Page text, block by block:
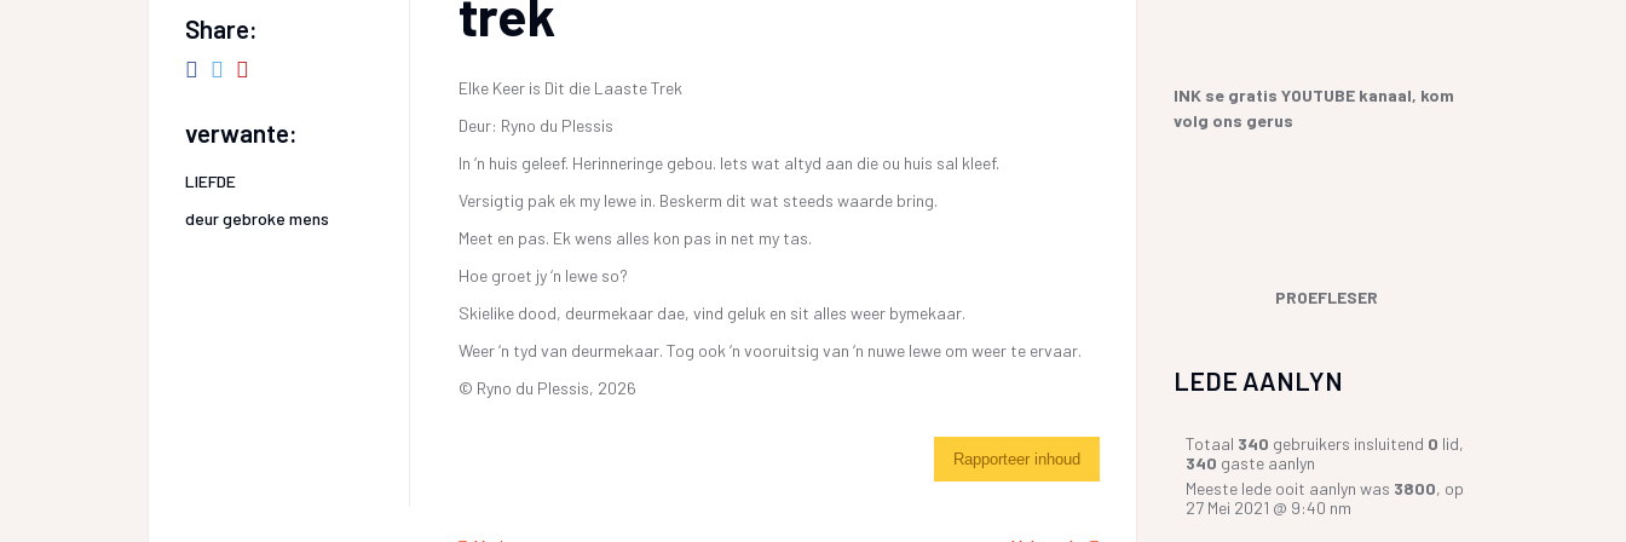
VERGETE HELDE UIT DIE GESKIEDENIS
VRYSTAATSTORIES DEUR HENNING VAN
‘N KOPKRAPPERY OOR KOPPELTEKENS
PLAGIAAT/LETTERDIEFSTAL
Share:
verwante:
LIEFDE
deur gebroke mens
trek
Elke Keer is Dit die Laaste Trek
Deur: Ryno du Plessis
In ‘n huis geleef. Herinneringe gebou. Iets wat altyd aan die ou huis sal kleef.
Versigtig pak ek my lewe in. Beskerm dit wat steeds waarde bring.
Meet en pas. Ek wens alles kon pas in net my tas.
Hoe groet jy ‘n lewe so?
Skielike dood, deurmekaar dae, vind geluk en sit alles weer bymekaar.
Weer ‘n tyd van deurmekaar. Tog ook ‘n vooruitsig van ‘n nuwe lewe om weer te ervaar.
© Ryno du Plessis, 2026
Rapporteer inhoud
INK se gratis YOUTUBE kanaal, kom
volg ons gerus
PROEFLESER
LEDE AANLYN
Totaal 340 gebruikers insluitend 0 lid,
340 gaste aanlyn
Meeste lede ooit aanlyn was 3800, op
27 Mei 2021 @ 9:40 nm